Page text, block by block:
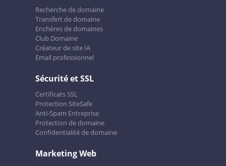
Recherche de domaine
Transfert de domaine
Enchères de domaines
Club Domaine
Créateur de site IA
Email professionnel
Sécurité et SSL
Certificats SSL
Protection SiteSafe
Anti-Spam Entreprise
Protection de domaine
Confidentialité de domaine
Marketing Web